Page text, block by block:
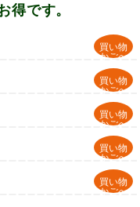
得です。
買い物
かごへ
買い物
かごへ
買い物
かごへ
買い物
かごへ
買い物
かごへ